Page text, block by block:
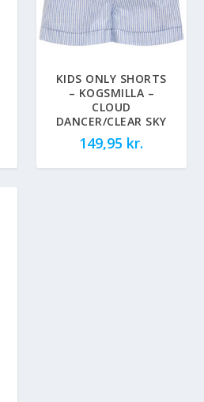
KIDS ONLY SHORTS
– KOGSMILLA –
CLOUD
DANCER/CLEAR SKY
149,95 kr.